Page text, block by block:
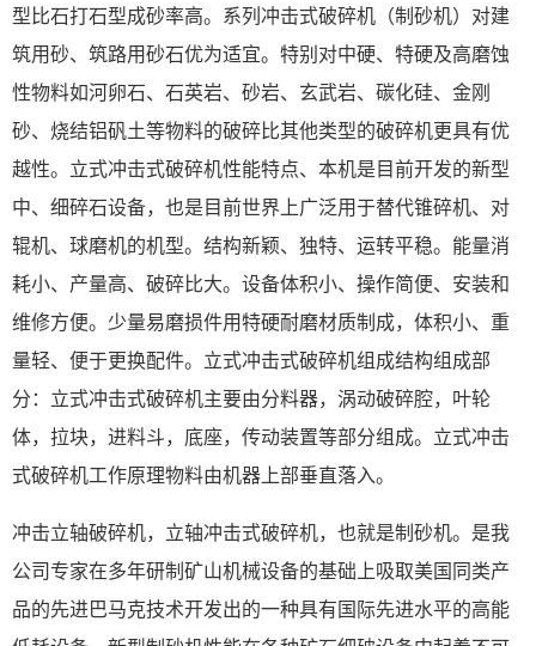
型比石打石型成砂率高。系列冲击式破碎机（制砂机）对建
筑用砂、筑路用砂石优为适宜。特别对中硬、特硬及高磨蚀
性物料如河卵石、石英岩、砂岩、玄武岩、碳化硅、金刚
砂、烧结铝矾土等物料的破碎比其他类型的破碎机更具有优
越性。立式冲击式破碎机性能特点、本机是目前开发的新型
中、细碎石设备，也是目前世界上广泛用于替代锥碎机、对
辊机、球磨机的机型。结构新颖、独特、运转平稳。能量消
耗小、产量高、破碎比大。设备体积小、操作简便、安装和
维修方便。少量易磨损件用特硬耐磨材质制成，体积小、重
量轻、便于更换配件。立式冲击式破碎机组成结构组成部
分：立式冲击式破碎机主要由分料器，涡动破碎腔，叶轮
体，拉块，进料斗，底座，传动装置等部分组成。立式冲击
式破碎机工作原理物料由机器上部垂直落入。
冲击立轴破碎机，立轴冲击式破碎机，也就是制砂机。是我
公司专家在多年研制矿山机械设备的基础上吸取美国同类产
品的先进巴马克技术开发出的一种具有国际先进水平的高能